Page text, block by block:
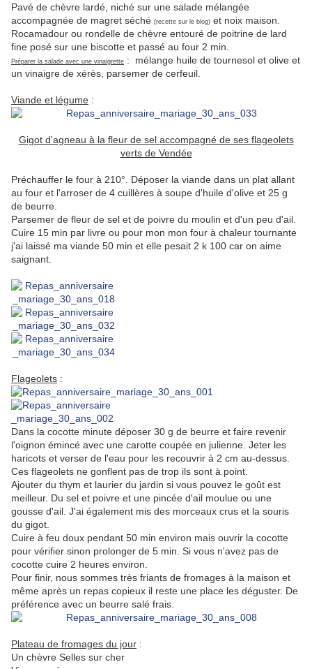
Pavé de chèvre lardé, niché sur une salade mélangée
accompagnée de magret séché (recette sur le blog) et noix maison.
Rocamadour ou rondelle de chèvre entouré de poitrine de lard
fine posé sur une biscotte et passé au four 2 min.
Préparer la salade avec une vinaigrette : mélange huile de tournesol et olive et
un vinaigre de xérès, parsemer de cerfeuil.
Viande et légume :
Gigot d'agneau à la fleur de sel accompagné de ses flageolets
verts de Vendée
Préchauffer le four à 210°. Déposer la viande dans un plat allant
au four et l'arroser de 4 cuillères à soupe d'huile d'olive et 25 g
de beurre.
Parsemer de fleur de sel et de poivre du moulin et d'un peu d'ail.
Cuire 15 min par livre ou pour mon mon four à chaleur tournante
j'ai laissé ma viande 50 min et elle pesait 2 k 100 car on aime
saignant.
Flageolets :
Dans la cocotte minute déposer 30 g de beurre et faire revenir
l'oignon émincé avec une carotte coupée en julienne. Jeter les
haricots et verser de l'eau pour les recouvrir à 2 cm au-dessus.
Ces flageolets ne gonflent pas de trop ils sont à point.
Ajouter du thym et laurier du jardin si vous pouvez le goût est
meilleur. Du sel et poivre et une pincée d'ail moulue ou une
gousse d'ail. J'ai également mis des morceaux crus et la souris
du gigot.
Cuire à feu doux pendant 50 min environ mais ouvrir la cocotte
pour vérifier sinon prolonger de 5 min. Si vous n'avez pas de
cocotte cuire 2 heures environ.
Pour finir, nous sommes très friants de fromages à la maison et
même après un repas copieux il reste une place les déguster. De
préférence avec un beurre salé frais.
Plateau de fromages du jour :
Un chèvre Selles sur cher